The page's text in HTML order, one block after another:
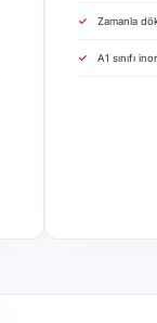
Zamanla
A1 sınıfı